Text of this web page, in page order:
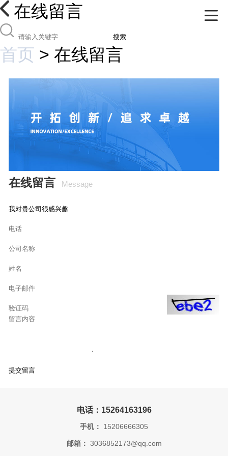
在线留言
搜索
首页 > 在线留言
在线留言 Message
电话：15264163196
手机： 15206666305
邮箱： 3036852173@qq.com